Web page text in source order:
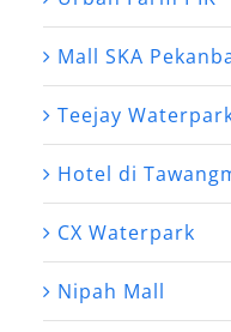
Mall SKA
Teejay
Hotel di
CX Waterpark
Nipah Mall